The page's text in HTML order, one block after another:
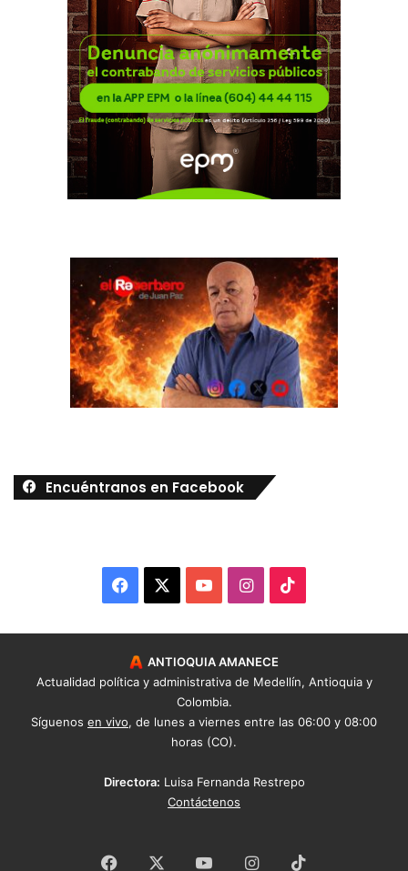
Encuéntranos en Facebook
Facebook YouTubeInstagram
ANTIOQUIA AMANECE
Actualidad política y administrativa de Medellín, Antioquia y
Colombia.
Síguenos en vivo, de lunes a viernes entre las 06:00 y 08:00
horas (CO).
Directora: Luisa Fernanda Restrepo
Contáctenos
Facebook YouTubeInstagram